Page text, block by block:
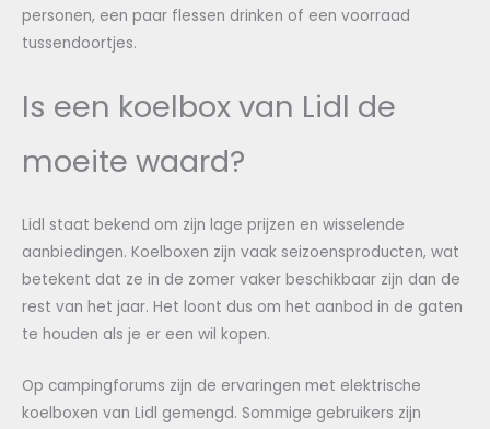
personen, een paar flessen drinken of een voorraad
tussendoortjes.
Is een koelbox van Lidl de
moeite waard?
Lidl staat bekend om zijn lage prijzen en wisselende
aanbiedingen. Koelboxen zijn vaak seizoensproducten, wat
betekent dat ze in de zomer vaker beschikbaar zijn dan de
rest van het jaar. Het loont dus om het aanbod in de gaten
te houden als je er een wil kopen.
Op campingforums zijn de ervaringen met elektrische
koelboxen van Lidl gemengd. Sommige gebruikers zijn